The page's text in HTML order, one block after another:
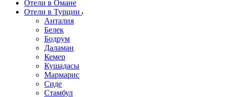
Отели в Омане
Отели в Турции
Анталия
Белек
Бодрум
Даламан
Кемер
Кушадасы
Мармарис
Сиде
Стамбул